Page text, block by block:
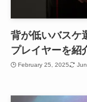
背が低いバスケ
プレイヤーを紹
February 25, 2025